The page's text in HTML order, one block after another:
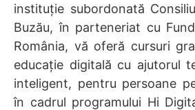
instituţie subordonată
Buzău, în parteneriat cu
România, vă oferă cursuri
educaţie digitală cu ajutorul
inteligent, pentru persoane
în cadrul programului Hi